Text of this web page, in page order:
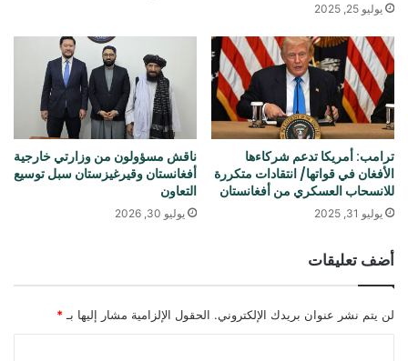
يوليو 25, 2025
ترامب: أمريكا تدعم شركاءها
الأفغان في قواتها/ انتقادات متكررة
للانسحاب العسكري من أفغانستان
يوليو 31, 2025
ناقش مسؤولون من وزارتي خارجية
أفغانستان وقيرغيزستان سبل توسيع
التعاون
يوليو 30, 2026
أضف تعليقات
لن يتم نشر عنوان بريدك الإلكتروني. الحقول الإلزامية مشار إليها بـ *